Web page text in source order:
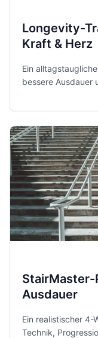
Longevity-
Kraft & Herz
Ein
bessere Ausdauer
StairMaster-
Ausdauer
Ein realistischer 4-
Technik,